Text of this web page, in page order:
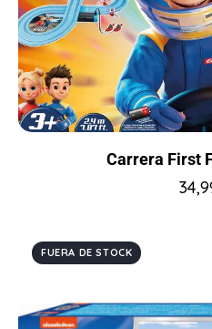
Carrera First
FUERA DE STOCK